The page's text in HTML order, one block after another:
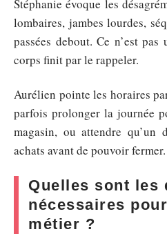
Stéphanie évoque les
lombaires, jambes lourdes,
passées debout. Ce n’est
corps finit par le rappeler.
Aurélien pointe les horaires
parfois prolonger la journée
magasin, ou attendre qu’un
achats avant de pouvoir fermer.
Quelles sont les
nécessaires
métier ?